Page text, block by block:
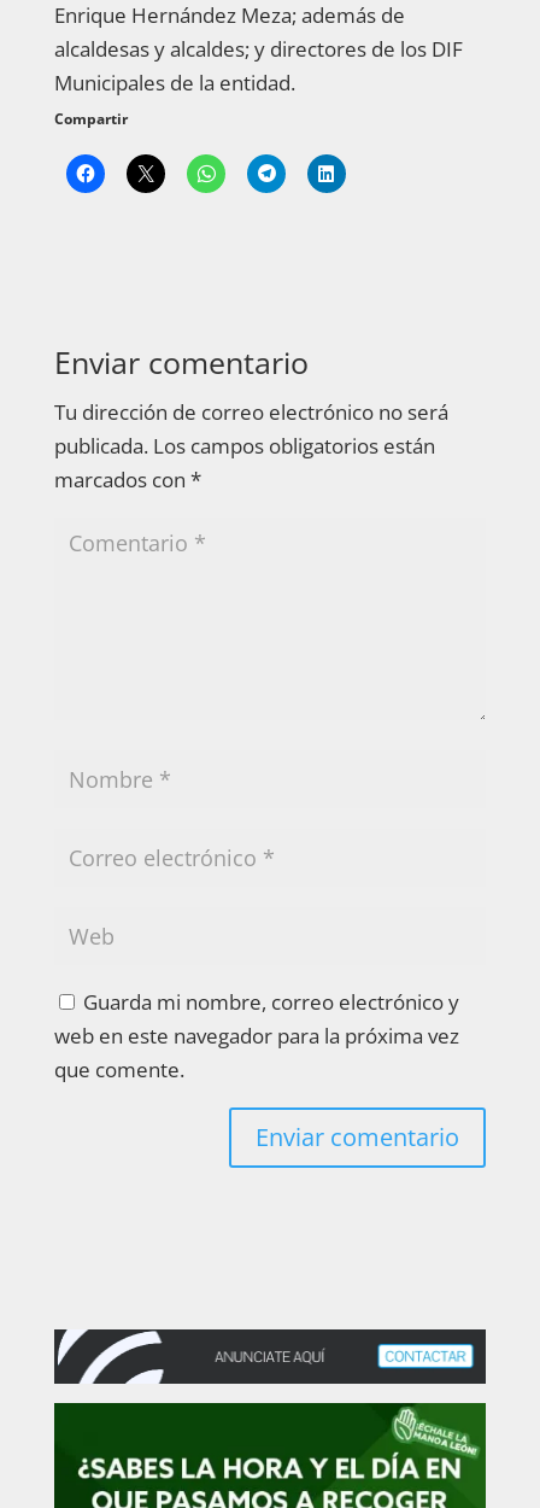
Enrique Hernández Meza; además de
alcaldesas y alcaldes; y directores de los DIF
Municipales de la entidad.
Compartir
Enviar comentario
Tu dirección de correo electrónico no será
publicada. Los campos obligatorios están
marcados con *
Guarda mi nombre, correo electrónico y
web en este navegador para la próxima vez
que comente.